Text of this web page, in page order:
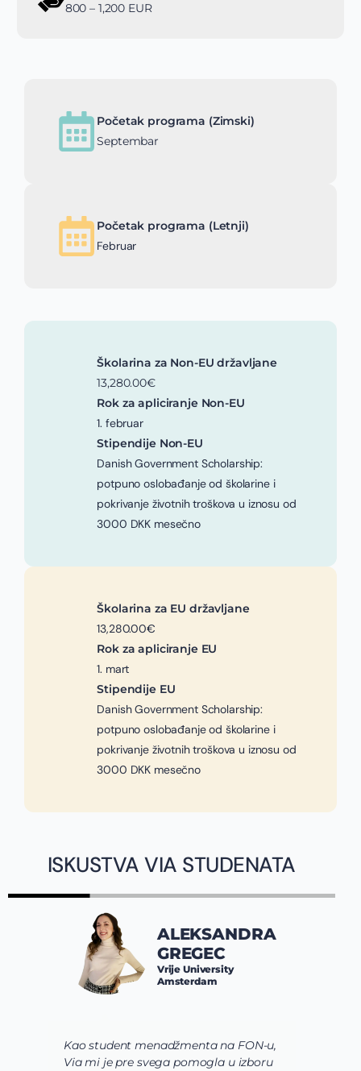
800 – 1,200 EUR
Početak programa (Zimski)
Septembar
Početak programa (Letnji)
Februar
Školarina za Non-EU državljane
13,280.00€
Rok za apliciranje Non-EU
1. februar
Stipendije Non-EU
Danish Government Scholarship:
potpuno oslobađanje od školarine i
pokrivanje životnih troškova u iznosu od
3000 DKK mesečno
Školarina za EU državljane
13,280.00€
Rok za apliciranje EU
1. mart
Stipendije EU
Danish Government Scholarship:
potpuno oslobađanje od školarine i
pokrivanje životnih troškova u iznosu od
3000 DKK mesečno
ISKUSTVA VIA STUDENATA
Kao student menadžmenta na FON-u,
Via mi je pre svega pomogla u izboru
ALEKSANDRA
GREGEC
Vrije University
Amsterdam